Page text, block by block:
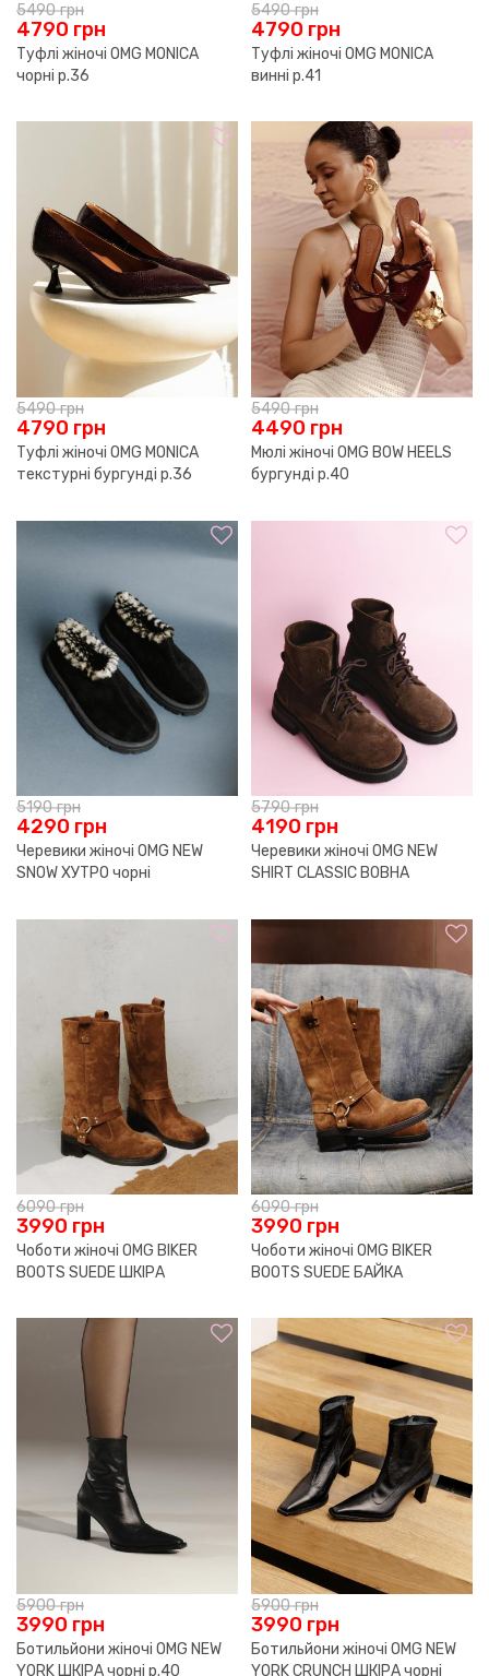
5490грн
4790 грн
Туфлі жіночі OMG MONICA
чорні р.36
5490грн
4790 грн
Туфлі жіночі OMG MONICA
винні р.41
5490грн
4790 грн
Туфлі жіночі OMG MONICA
текстурні бургунді р.36
5490грн
4490 грн
Мюлі жіночі OMG BOW HEELS
бургунді р.40
5190грн
4290 грн
Черевики жіночі OMG NEW
SNOW ХУТРО чорні
5790грн
4190 грн
Черевики жіночі OMG NEW
SHIRT CLASSIC ВОВНА
6090грн
3990 грн
Чоботи жіночі OMG BIKER
BOOTS SUEDE ШКІРА
6090грн
3990 грн
Чоботи жіночі OMG BIKER
BOOTS SUEDE БАЙКА
5900грн
3990 грн
Ботильйони жіночі OMG NEW
YORK ШКІРА чорні р.40
5900грн
3990 грн
Ботильйони жіночі OMG NEW
YORK CRUNCH ШКІРА чорні